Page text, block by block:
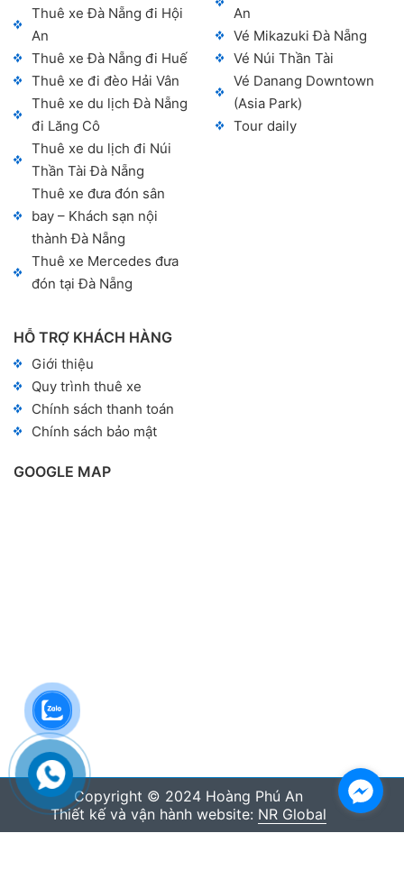
Thuê xe Đà Nẵng đi Hội
An
Thuê xe Đà Nẵng đi Huế
Thuê xe đi đèo Hải Vân
Thuê xe du lịch Đà Nẵng
đi Lăng Cô
Thuê xe du lịch đi Núi
Thần Tài Đà Nẵng
Thuê xe đưa đón sân
bay – Khách sạn nội
thành Đà Nẵng
Thuê xe Mercedes đưa
đón tại Đà Nẵng
An
Vé Mikazuki Đà Nẵng
Vé Núi Thần Tài
Vé Danang Downtown
(Asia Park)
Tour daily
GOOGLE MAP
HỖ TRỢ KHÁCH HÀNG
Giới thiệu
Quy trình thuê xe
Chính sách thanh toán
Chính sách bảo mật
Copyright © 2024 Hoàng Phú An
Thiết kế và vận hành website: NR Global